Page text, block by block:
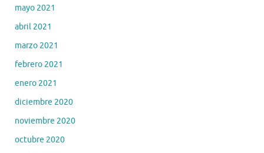
mayo 2021
abril 2021
marzo 2021
febrero 2021
enero 2021
diciembre 2020
noviembre 2020
octubre 2020